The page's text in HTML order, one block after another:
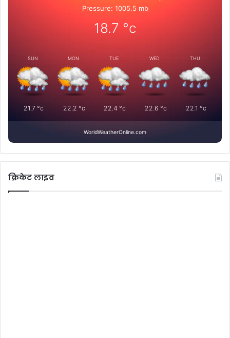
Pressure: 1005.5 mb
18.7 °c
SUN
21.7 °c
MON
22.2 °c
TUE
22.4 °c
WED
22.6 °c
THU
22.1 °c
WorldWeatherOnline.com
क्रिकेट लाइव